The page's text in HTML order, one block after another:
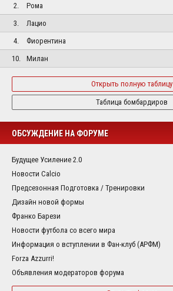
2.
Рома
3.
Лацио
4.
Фиорентина
10.
Милан
Открыть полную таблицу
Таблица бомбардиров
ОБСУЖДЕНИЕ НА ФОРУМЕ
Будущее Усиление 2.0
Новости Calcio
Предсезонная Подготовка / Тренировки
Дизайн новой формы
Франко Барези
Новости футбола со всего мира
Информация о вступлении в Фан-клуб (АРФМ)
Forza Azzurri!
Объявления модераторов форума